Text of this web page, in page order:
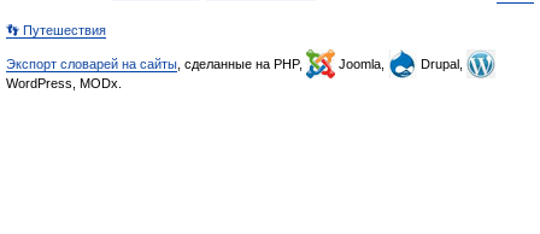
👣 Путешествия
Экспорт словарей на сайты , сделанные на PHP, Joomla,
Drupal,
WordPress, MODx.